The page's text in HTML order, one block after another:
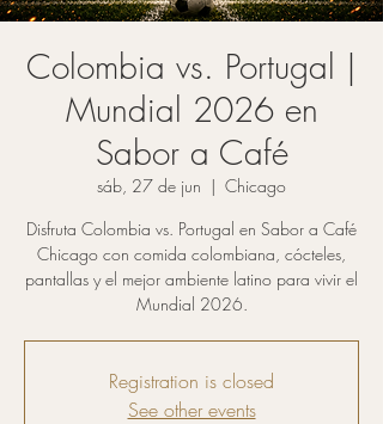
Colombia vs. Portugal |
Mundial 2026 en
Sabor a Café
sáb, 27 de jun
  |
Chicago
Disfruta Colombia vs. Portugal en Sabor a Café
Chicago con comida colombiana, cócteles,
pantallas y el mejor ambiente latino para vivir el
Mundial 2026.
Registration is closed
See other events